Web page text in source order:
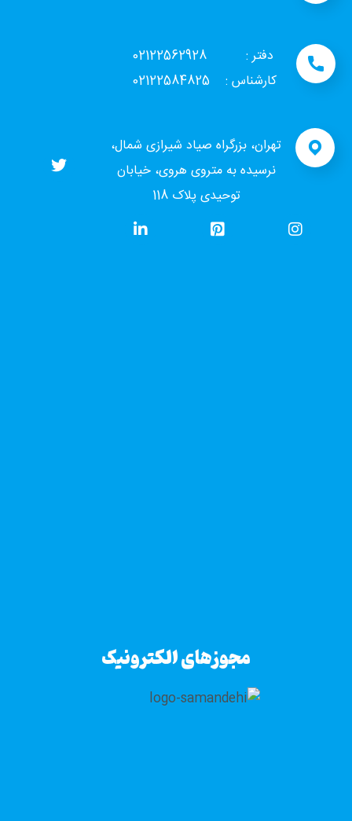
دفتر : 02122562928
کارشناس : 02122584825
تهران، بزرگراه صیاد شیرازی شمال،
نرسیده به متروی هروی، خیابان
توحیدی پلاک 118
مجوزهای الکترونیک